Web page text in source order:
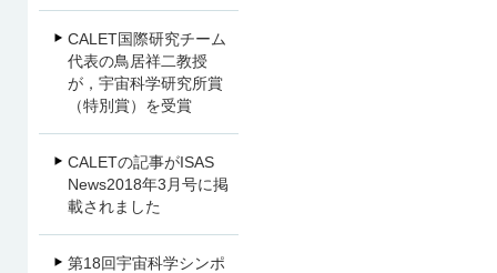
CALET国際研究チーム
代表の鳥居祥二教授
が，宇宙科学研究所賞
（特別賞）を受賞
CALETの記事がISAS
News2018年3月号に掲
載されました
第18回宇宙科学シンポ